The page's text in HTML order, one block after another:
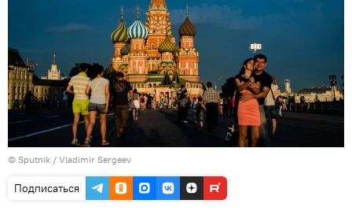
© Sputnik / Vladimir Sergeev
Подписаться